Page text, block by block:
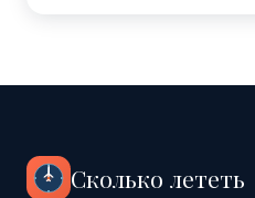
Сколько лететь